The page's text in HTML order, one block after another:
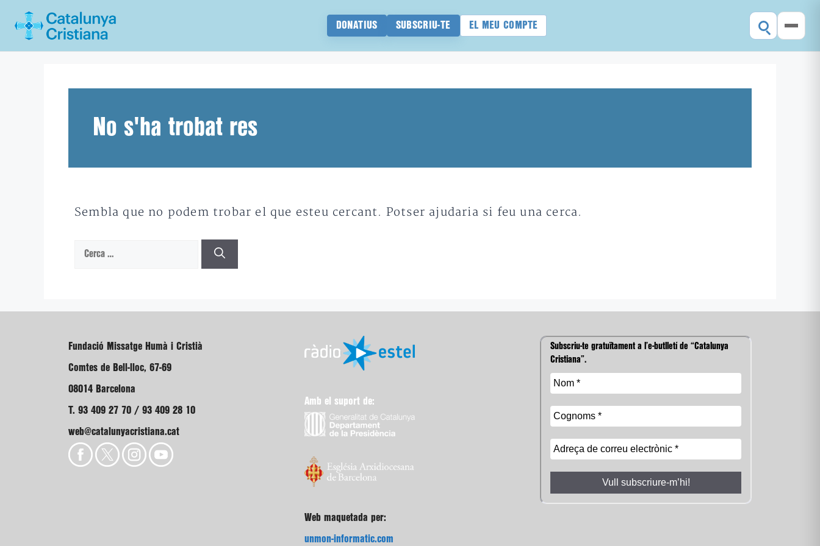
DONATIUS SUBSCRIU-TE EL MEU COMPTE
No s'ha trobat res
Sembla que no podem trobar el que esteu cercant. Potser ajudaria si feu una cerca.
Cerca:
Fundació Missatge Humà i Cristià
Comtes de Bell-lloc, 67-69
08014 Barcelona
T. 93 409 27 70 / 93 409 28 10
web@catalunyacristiana.cat
Amb el suport de:
Web maquetada per:
unmon-informatic.com
Subscriu-te gratuïtament a l’e-butlletí de “Catalunya
Cristiana”.